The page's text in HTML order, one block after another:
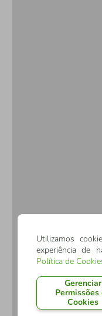
Utilizamos
experiência de
Política de
Gerenciar
Permissões
Cookies